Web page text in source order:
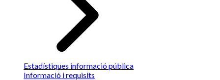
Estadístiques informació pública
Informació i requisits